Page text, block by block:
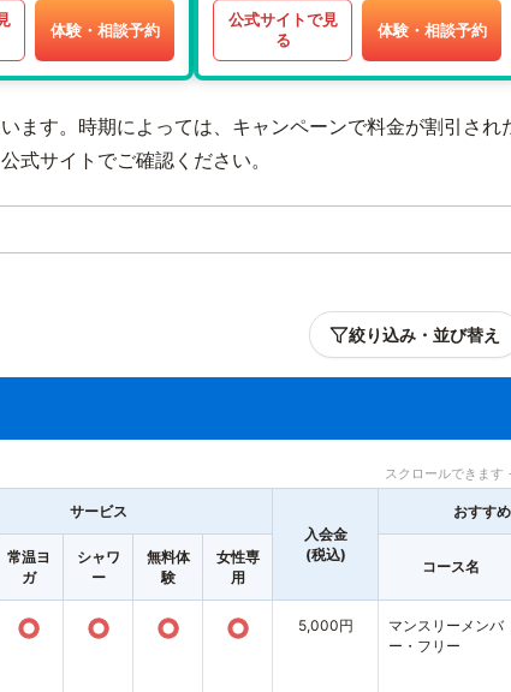
体験・相談予約
公式サイトで見
る
体験・相談予約
ます。時期によっては、キャンペーンで料金が割引され
式サイトでご確認ください。
絞り込み・並び替え
スクロールできま
サービス
入会金
(税込)
おすす
常温ヨ
ガ
シャワ
ー
無料体
験
女性専
用
コース名
○ ○ ○ ○ 5,000円
マンスリーメンバ
ー・フリー